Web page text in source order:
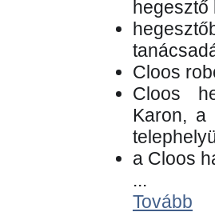
hegesztő
Cloos
Cloos
Karon, a
a Cloos
...
Tovább